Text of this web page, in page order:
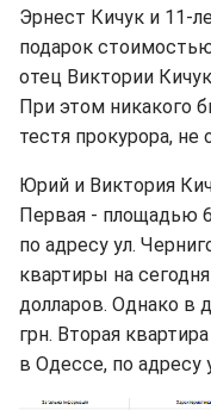
Эрнест Кичук и 11-
подарок
отец Виктории
При этом никакого
тестя прокурора, не
Юрий и Виктория
Первая - площадью
по адресу ул.
квартиры на
долларов. Однако в
грн. Вторая
в Одессе, по адресу